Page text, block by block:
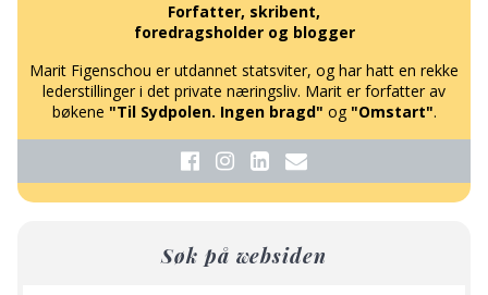
Forfatter, skribent,
foredragsholder og blogger
Marit Figenschou er utdannet statsviter, og har hatt en rekke
lederstillinger i det private næringsliv. Marit er forfatter av
bøkene "Til Sydpolen. Ingen bragd" og "Omstart".
Søk på websiden